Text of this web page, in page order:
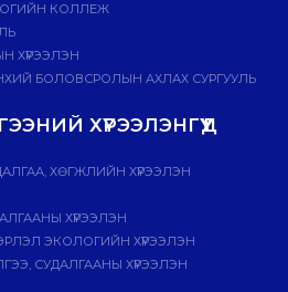
КОЛЛЕЖ
ХҮРЭЭЛЭН
БОЛОВСРОЛЫН АХЛАХ СУРГУУЛЬ
ХҮРЭЭЛЭНГҮҮД
ХӨГЖЛИЙН ХҮРЭЭЛЭН
ХҮРЭЭЛЭН
ЭКОЛОГИЙН ХҮРЭЭЛЭН
СУДАЛГААНЫ ХҮРЭЭЛЭН